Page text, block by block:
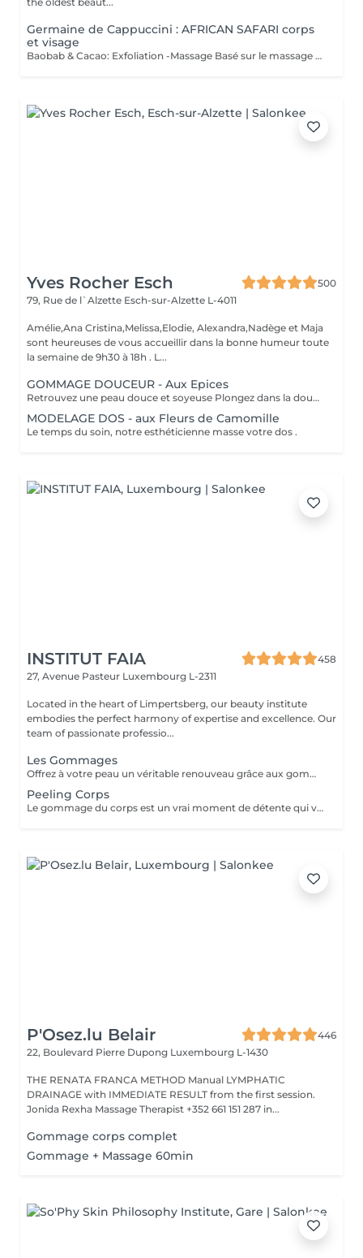
Germaine de Cappuccini : AFRICAN SAFARI corps
et visage
Baobab & Cacao: Exfoliation -Massage Basé sur le massage Hilotra de Madagascar, il combine des techniques ancestrales africaines et asiatiques pour générer une sensation de connexion avec la nature et un équilibre corporel. AFRICAN BLISS : Massage SWEET Maternity: Basé sur la technique du drainage lymphatique, ce rituel combine des mouvements ascendants et des mouvements enveloppants qui favorisent une sensation de légèreté et de confort immédiate dans les jambes Light Legs : Basé sur la technique du drainage lymphatique, ce rituel combine des mouvements ascendants et des mouvements enveloppants qui favorisent une sensation de légèreté et de confort immédiate dans les jambes
Yves Rocher Esch
500
79, Rue de l`Alzette Esch-sur-Alzette L-4011
Amélie,Ana Cristina,Melissa,Elodie, Alexandra,Nadège et Maja
sont heureuses de vous accueillir dans la bonne humeur toute
la semaine de 9h30 à 18h . L...
GOMMAGE DOUCEUR - Aux Epices
Retrouvez une peau douce et soyeuse Plongez dans la douceur tropicale dIndonésie à travers les notes épicées des huiles essentielles de Girofle et de Muscade. Ce gommage aux effluves chauds et naturels vous transporte tout en exfoliant délicatement votre peau : elle est douce, lumineuse et satinée.
MODELAGE DOS - aux Fleurs de Camomille
Le temps du soin, notre esthéticienne masse votre dos .
INSTITUT FAIA
458
27, Avenue Pasteur Luxembourg L-2311
Located in the heart of Limpertsberg, our beauty institute
embodies the perfect harmony of expertise and excellence. Our
team of passionate professio...
Les Gommages
Offrez à votre peau un véritable renouveau grâce aux gommages corps Gemology. Enrichis en extraits minéraux précieux et en ingrédients naturels, ils exfolient en douceur, éliminent les cellules mortes et révèlent l'éclat de la peau. Leur texture sensorielle et leurs parfums délicats transforment l'exfoliation en un rituel de bien-être luxueux. Résultat : une peau lisse, douce, parfaitement préparée à recevoir les soins suivants.
Peeling Corps
Le gommage du corps est un vrai moment de détente qui va permettre à la peau de se débarrasser de ses inégalités et de retrouver une peau toute douce. Ce soin est parfait juste avant d'aller au soleil pour permettre à la peau de mieux bronzer.
P'Osez.lu Belair
446
22, Boulevard Pierre Dupong Luxembourg L-1430
THE RENATA FRANCA METHOD Manual LYMPHATIC
DRAINAGE with IMMEDIATE RESULT from the first session.
Jonida Rexha Massage Therapist +352 661 151 287 in...
Gommage corps complet
Gommage + Massage 60min